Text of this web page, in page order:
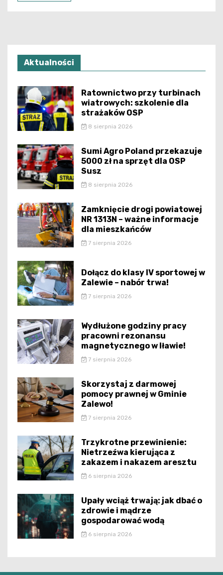
Aktualności
Ratownictwo przy turbinach
wiatrowych: szkolenie dla
strażaków OSP
8 sierpnia 2026
Sumi Agro Poland przekazuje
5000 zł na sprzęt dla OSP
Susz
8 sierpnia 2026
Zamknięcie drogi powiatowej
NR 1313N – ważne informacje
dla mieszkańców
7 sierpnia 2026
Dołącz do klasy IV sportowej w
Zalewie – nabór trwa!
7 sierpnia 2026
Wydłużone godziny pracy
pracowni rezonansu
magnetycznego w Iławie!
7 sierpnia 2026
Skorzystaj z darmowej
pomocy prawnej w Gminie
Zalewo!
7 sierpnia 2026
Trzykrotne przewinienie:
Nietrzeźwa kierująca z
zakazem i nakazem aresztu
6 sierpnia 2026
Upały wciąż trwają: jak dbać o
zdrowie i mądrze
gospodarować wodą
6 sierpnia 2026